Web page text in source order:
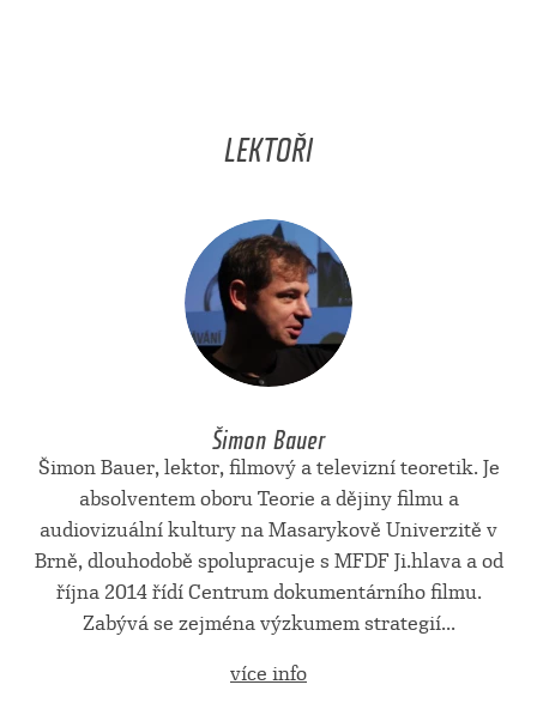
LEKTOŘI
Šimon Bauer
Šimon Bauer, lektor, filmový a televizní teoretik. Je
absolventem oboru Teorie a dějiny filmu a
audiovizuální kultury na Masarykově Univerzitě v
Brně, dlouhodobě spolupracuje s MFDF Ji.hlava a od
října 2014 řídí Centrum dokumentárního filmu.
Zabývá se zejména výzkumem strategií...
více info